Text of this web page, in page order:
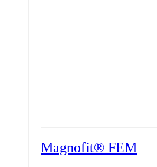
Magnofit® FEM